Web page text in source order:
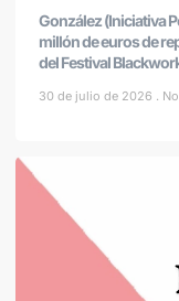
González (Iniciativa
millón de euros de
del Festival
30 de julio de 2026